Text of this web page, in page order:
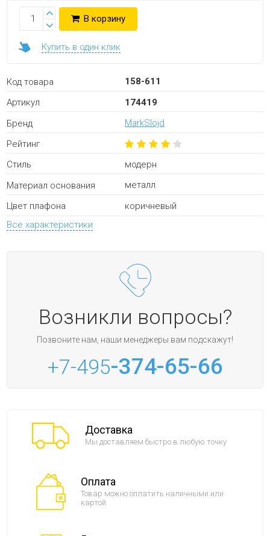
В корзину
Купить в один клик
Код товара
158-611
Артикул
174419
Бренд
MarkSlojd
Рейтинг
Стиль
модерн
Материал основания
металл
Цвет плафона
коричневый
Все характеристики
Возникли вопросы?
Позвоните нам, наши менеджеры вам подскажут!
+7-495-374-65-66
Доставка
Мы доставляем быстро в любую точку
Оплата
Товар можно оплатить наличными или
картой